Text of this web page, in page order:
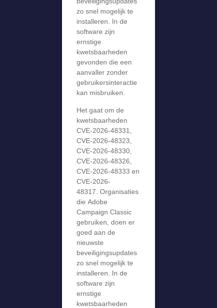
zo snel mogelijk te
installeren. In de
software zijn
ernstige
kwetsbaarheden
gevonden die een
aanvaller zonder
gebruikersinteractie
kan misbruiken.
Het gaat om de
kwetsbaarheden
CVE-2026-48331,
CVE-2026-48323,
CVE-2026-48330,
CVE-2026-48326,
CVE-2026-48333 en
CVE-2026-
48317. Organisaties
die Adobe
Campaign Classic
gebruiken, doen er
goed aan de
nieuwste
beveiligingsupdates
zo snel mogelijk te
installeren. In de
software zijn
ernstige
kwetsbaarheden